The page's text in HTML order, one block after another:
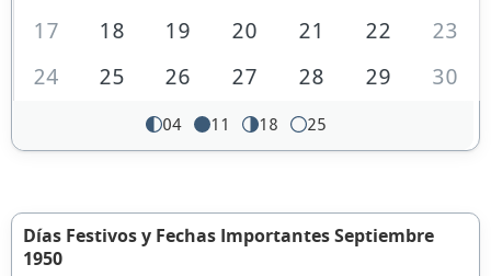
17
18 19 20 21 22
23
24
25 26 27 28 29 30
04 11 18 25
Días Festivos y Fechas Importantes Septiembre
1950